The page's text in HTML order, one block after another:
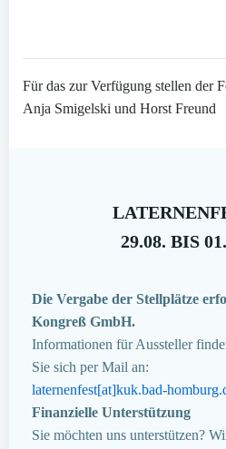
Für das zur Verfügung stellen der
Anja Smigelski und Horst Freund
29.08. BIS
Die Vergabe der Stellplätze
Kongreß GmbH.
Informationen für Aussteller
Sie sich per Mail an:
laternenfest[at]kuk.bad-
Finanzielle Unterstützung
Sie möchten uns unterstützen?